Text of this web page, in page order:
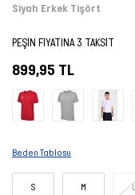
Siyah Erkek Tişört
PEŞİN FİYATINA 3 TAKSİT
899,95 TL
Beden Tablosu
S M L